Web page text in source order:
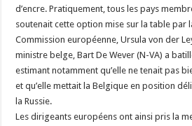
d’encre. Pratiquement, tous les pays
soutenait cette option mise sur la table par
Commission européenne, Ursula von der
ministre belge, Bart De Wever (N-VA) a
estimant notamment qu’elle ne tenait pas
et qu’elle mettait la Belgique en position
la Russie.
Les dirigeants européens ont ainsi pris la